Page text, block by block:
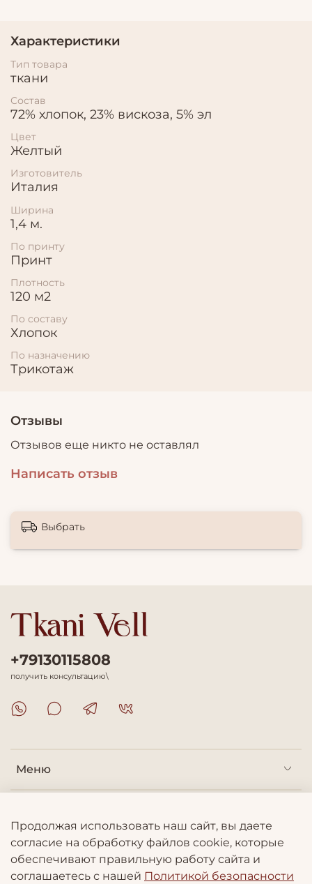
разнообразную одежду, домашний текстиль и
декорируют помещения.
Характеристики
Тип товара
ткани
Состав
72% хлопок, 23% вискоза, 5% эл
Цвет
Желтый
Изготовитель
Италия
Ширина
1,4 м.
По принту
Принт
Плотность
120 м2
По составу
Хлопок
По назначению
Трикотаж
Отзывы
Отзывов еще никто не оставлял
Написать отзыв
Выбрать
Меню
Информация
+79130115808
получить консультацию\
Продолжая использовать наш сайт, вы даете
согласие на обработку файлов cookie, которые
обеспечивают правильную работу сайта и
соглашаетесь с нашей Политикой безопасности